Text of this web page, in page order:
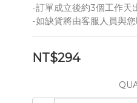
-訂單成立後約3個工作天
-如缺貨將由客服人員與
NT$294